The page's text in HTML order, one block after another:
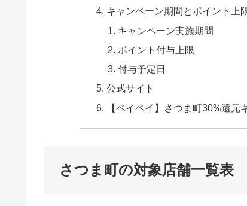
キャンペーン期間とポイント上
キャンペーン実施期間
ポイント付与上限
付与予定日
公式サイト
【ペイペイ】さつま町30%還
さつま町の対象店舗一覧表